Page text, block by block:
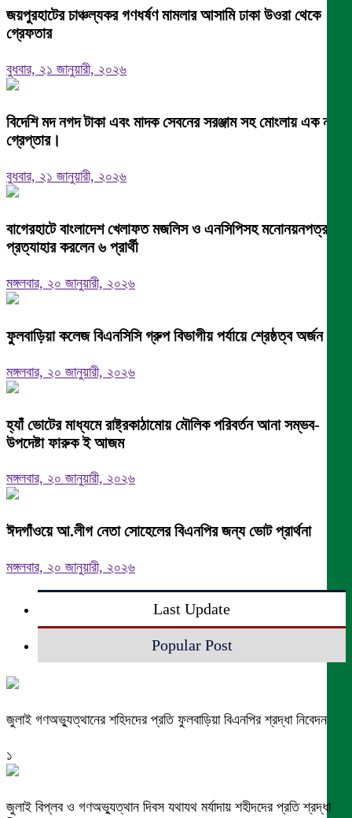
জয়পুরহাটের চাঞ্চল্যকর গণধর্ষণ মামলার আসামি ঢাকা উওরা থেকে
গ্রেফতার
বুধবার, ২১ জানুয়ারী, ২০২৬
বিদেশি মদ নগদ টাকা এবং মাদক সেবনের সরঞ্জাম সহ মোংলায় এক নারী
গ্রেপ্তার।
বুধবার, ২১ জানুয়ারী, ২০২৬
বাগেরহাটে বাংলাদেশ খেলাফত মজলিস ও এনসিপিসহ মনোনয়নপত্র
প্রত্যাহার করলেন ৬ প্রার্থী
মঙ্গলবার, ২০ জানুয়ারী, ২০২৬
ফুলবাড়িয়া কলেজ বিএনসিসি গ্রুপ বিভাগীয় পর্যায়ে শ্রেষ্ঠত্ব অর্জন।
মঙ্গলবার, ২০ জানুয়ারী, ২০২৬
হ্যাঁ ভোটের মাধ্যমে রাষ্ট্রকাঠামোয় মৌলিক পরিবর্তন আনা সম্ভব-
উপদেষ্টা ফারুক ই আজম
মঙ্গলবার, ২০ জানুয়ারী, ২০২৬
ঈদগাঁওয়ে আ.লীগ নেতা সোহেলের বিএনপির জন্য ভোট প্রার্থনা
মঙ্গলবার, ২০ জানুয়ারী, ২০২৬
Last Update
Popular Post
জুলাই গণঅভ্যুত্থানের শহিদদের প্রতি ফুলবাড়িয়া বিএনপির শ্রদ্ধা নিবেদন
১
জুলাই বিপ্লব ও গণঅভ্যুত্থান দিবস যথাযথ মর্যাদায় শহীদদের প্রতি শ্রদ্ধা